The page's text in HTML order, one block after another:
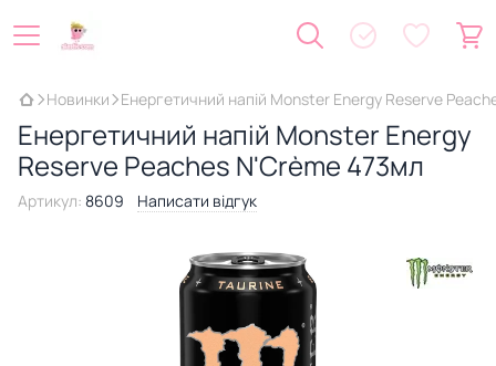
Новинки Енергетичний напій Monster Energy Reserve
Енергетичний напій Monster Energy
Reserve Peaches N'Crème 473мл
Артикул: 8609 Написати відгук